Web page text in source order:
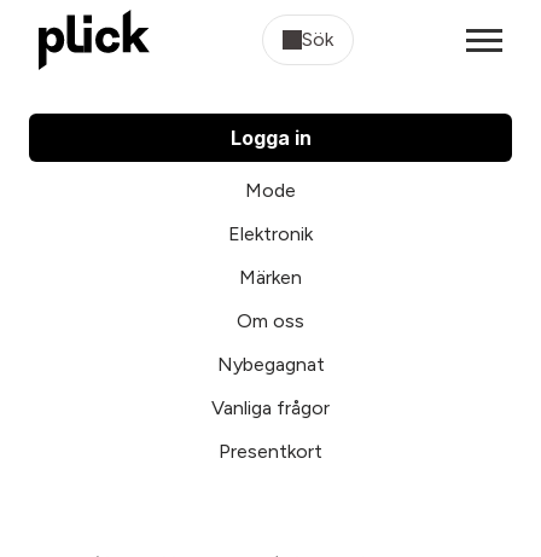
Sök
Logga in
Mode
Elektronik
Märken
Om oss
Nybegagnat
Vanliga frågor
Presentkort